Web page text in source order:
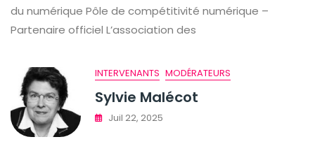
du numérique Pôle de compétitivité numérique –
Partenaire officiel L’association des
INTERVENANTS MODÉRATEURS
Sylvie Malécot
Juil 22, 2025